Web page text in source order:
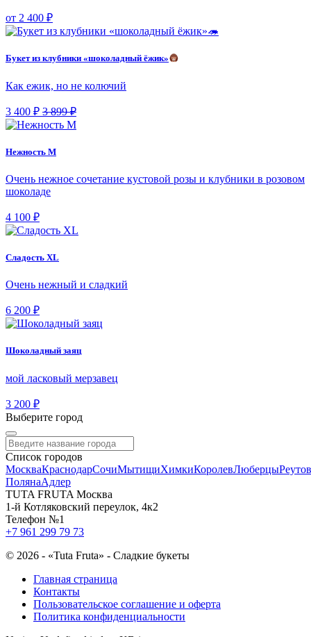
от 2 400 ₽
Букет из клубники «шоколадный ёжик»
Как ежик, но не колючий
3 400 ₽ 3 899 ₽
Нежность М
Очень нежное сочетание кустовой розы и клубники в розовом
шоколаде
4 100 ₽
Сладость XL
Очень нежный и сладкий
6 200 ₽
Шоколадный заяц
мой ласковый мерзавец
3 200 ₽
Выберите город
Список городов
МоскваКраснодарСочиМытищиХимкиКоролевЛюберцыРеутов
ПолянаАдлер
TUTA FRUTA Москва
1-й Котляковский переулок, 4к2
Телефон №1
+7 961 299 79 73
© 2026 - «Tuta Fruta» - Сладкие букеты
Главная страница
Контакты
Пользовательское соглашение и оферта
Политика конфиденциальности